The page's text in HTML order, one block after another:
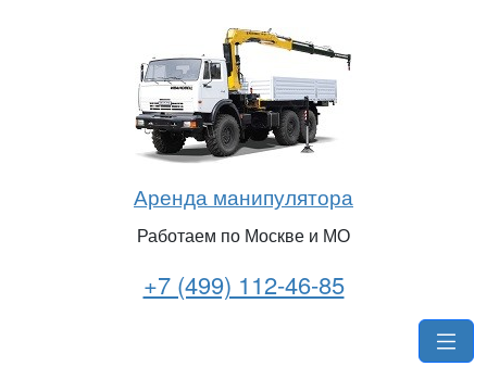
Аренда манипулятора
Работаем по Москве и МО
+7 (499) 112-46-85